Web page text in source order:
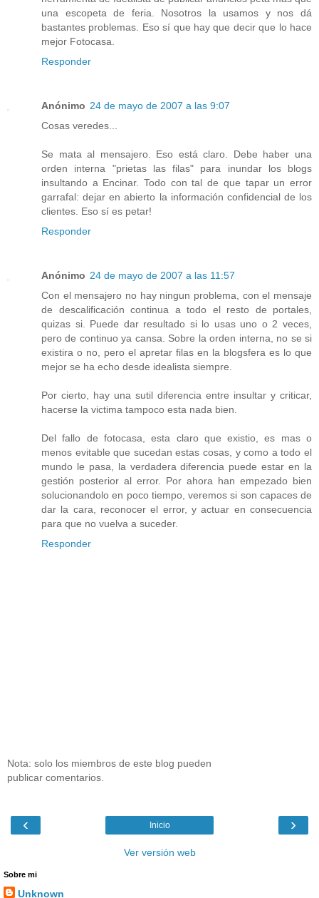
una escopeta de feria. Nosotros la usamos y nos dá
bastantes problemas. Eso sí que hay que decir que lo hace
mejor Fotocasa.
Responder
Anónimo 24 de mayo de 2007 a las 9:07
Cosas veredes...
Se mata al mensajero. Eso está claro. Debe haber una
orden interna "prietas las filas" para inundar los blogs
insultando a Encinar. Todo con tal de que tapar un error
garrafal: dejar en abierto la información confidencial de los
clientes. Eso sí es petar!
Responder
Anónimo 24 de mayo de 2007 a las 11:57
Con el mensajero no hay ningun problema, con el mensaje
de descalificación continua a todo el resto de portales,
quizas si. Puede dar resultado si lo usas uno o 2 veces,
pero de continuo ya cansa. Sobre la orden interna, no se si
existira o no, pero el apretar filas en la blogsfera es lo que
mejor se ha echo desde idealista siempre.
Por cierto, hay una sutil diferencia entre insultar y criticar,
hacerse la victima tampoco esta nada bien.
Del fallo de fotocasa, esta claro que existio, es mas o
menos evitable que sucedan estas cosas, y como a todo el
mundo le pasa, la verdadera diferencia puede estar en la
gestión posterior al error. Por ahora han empezado bien
solucionandolo en poco tiempo, veremos si son capaces de
dar la cara, reconocer el error, y actuar en consecuencia
para que no vuelva a suceder.
Responder
Nota: solo los miembros de este blog pueden
publicar comentarios.
‹ ›
Inicio
Ver versión web
Sobre mi
Unknown